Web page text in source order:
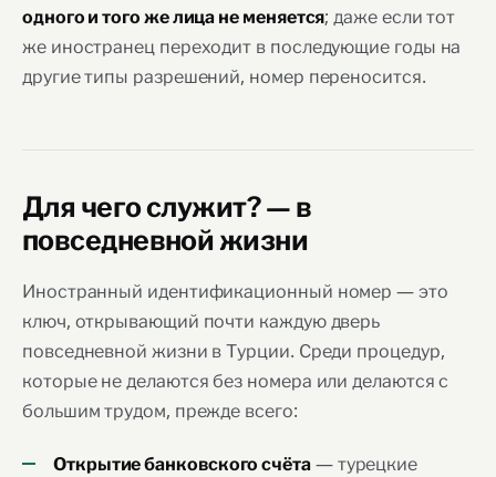
одного и того же лица не меняется; даже если тот
же иностранец переходит в последующие годы на
другие типы разрешений, номер переносится.
Для чего служит? — в
повседневной жизни
Иностранный идентификационный номер — это
ключ, открывающий почти каждую дверь
повседневной жизни в Турции. Среди процедур,
которые не делаются без номера или делаются с
большим трудом, прежде всего:
Открытие банковского счёта— турецкие